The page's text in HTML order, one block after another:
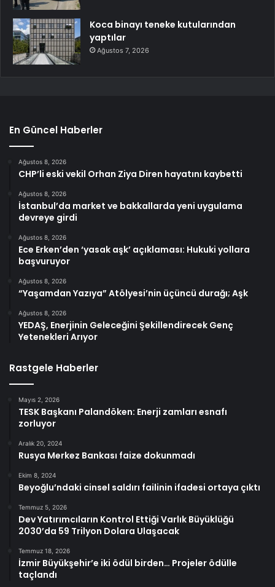
Koca binayı teneke kutularından
yaptılar
Ağustos 7, 2026
En Güncel Haberler
Ağustos 8, 2026
CHP’li eski vekil Orhan Ziya Diren hayatını kaybetti
Ağustos 8, 2026
İstanbul’da market ve bakkallarda yeni uygulama
devreye girdi
Ağustos 8, 2026
Ece Erken’den ‘yasak aşk’ açıklaması: Hukuki yollara
başvuruyor
Ağustos 8, 2026
“Yaşamdan Yazıya” Atölyesi’nin üçüncü durağı; Aşk
Ağustos 8, 2026
YEDAŞ, Enerjinin Geleceğini Şekillendirecek Genç
Yetenekleri Arıyor
Rastgele Haberler
Mayıs 2, 2026
TESK Başkanı Palandöken: Enerji zamları esnafı
zorluyor
Aralık 20, 2024
Rusya Merkez Bankası faize dokunmadı
Ekim 8, 2024
Beyoğlu’ndaki cinsel saldırı failinin ifadesi ortaya çıktı
Temmuz 5, 2026
Dev Yatırımcıların Kontrol Ettiği Varlık Büyüklüğü
2030’da 59 Trilyon Dolara Ulaşacak
Temmuz 18, 2026
İzmir Büyükşehir’e iki ödül birden… Projeler ödülle
taçlandı